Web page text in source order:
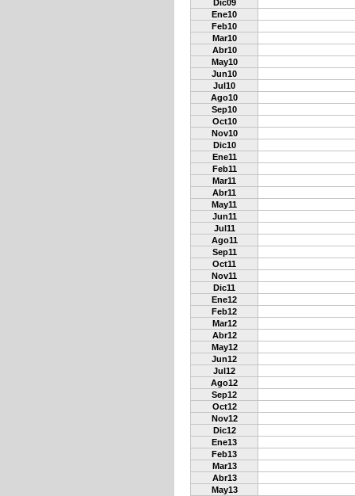
Dic09
Ene10
Feb10
Mar10
Abr10
May10
Jun10
Jul10
Ago10
Sep10
Oct10
Nov10
Dic10
Ene11
Feb11
Mar11
Abr11
May11
Jun11
Jul11
Ago11
Sep11
Oct11
Nov11
Dic11
Ene12
Feb12
Mar12
Abr12
May12
Jun12
Jul12
Ago12
Sep12
Oct12
Nov12
Dic12
Ene13
Feb13
Mar13
Abr13
May13